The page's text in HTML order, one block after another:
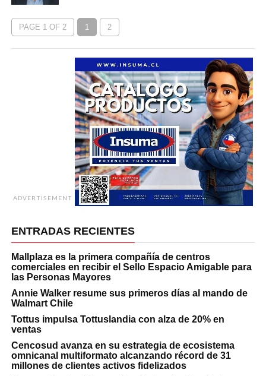
PAGE 1 OF 2 1 2
ADVERTISEMENT
ENTRADAS RECIENTES
Mallplaza es la primera compañía de centros
comerciales en recibir el Sello Espacio Amigable para
las Personas Mayores
Annie Walker resume sus primeros días al mando de
Walmart Chile
Tottus impulsa Tottuslandia con alza de 20% en
ventas
Cencosud avanza en su estrategia de ecosistema
omnicanal multiformato alcanzando récord de 31
millones de clientes activos fidelizados